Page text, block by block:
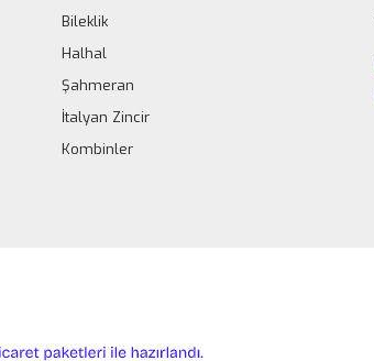
Bileklik
Halhal
Şahmeran
İtalyan Zincir
Kombinler
e-